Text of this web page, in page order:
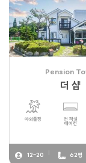
Pension
더 샵
야외풀장
전 객실
에어컨
12~20 62평